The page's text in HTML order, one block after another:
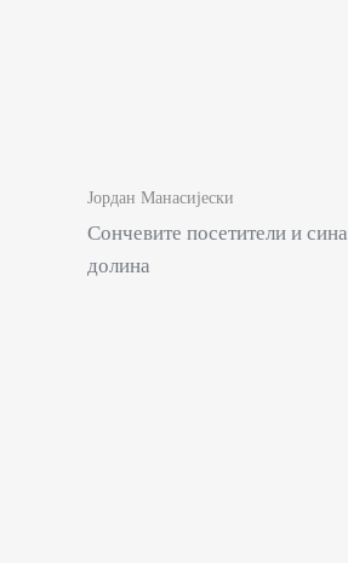
Јордан Манасијески
Сончевите посетители и
долина